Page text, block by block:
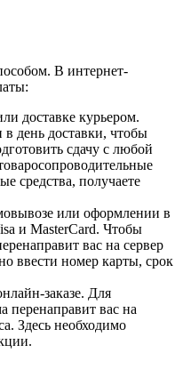
В интернет-
доставке курьером.
день доставки, чтобы
сдачу с любой
средства, получаете
или оформлении в
и MasterCard. Чтобы
вас на сервер
ввести номер карты, срок
заказе. Для
перенаправит вас на
Здесь необходимо